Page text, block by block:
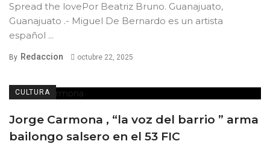
Spread the lovePor Beatriz Bruno. Guanajuato,
Guanajuato .- Miguel De Bernardo es un artista
español ...
By Redaccion octubre 22, 2025
CULTURA
Jorge Carmona , “la voz del barrio ” arma
bailongo salsero en el 53 FIC